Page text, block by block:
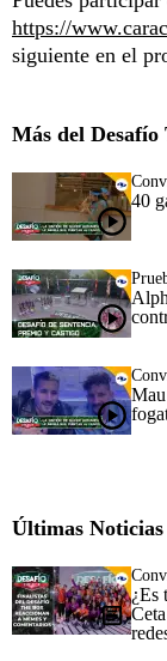
https://
siguiente en el
Más del Desafío
40
Últimas Noticias
¿Es